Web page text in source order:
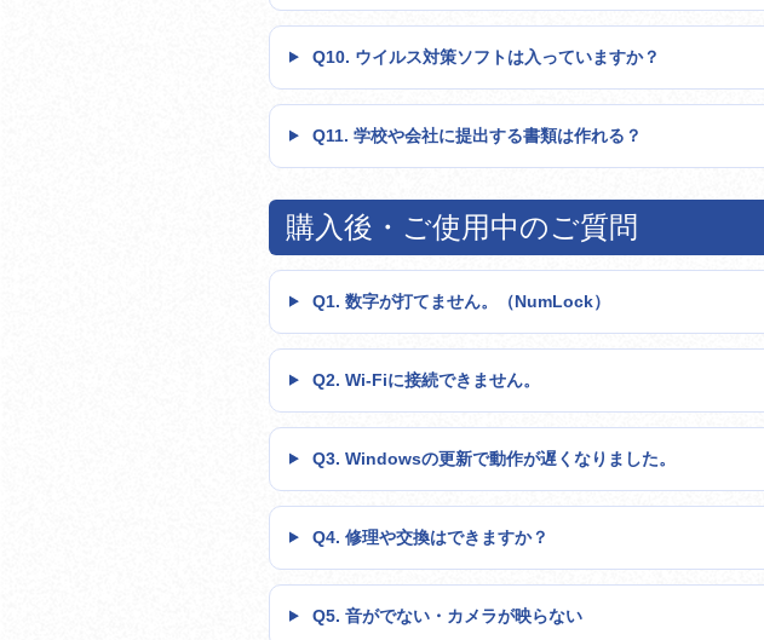
Q10. ウイルス対策ソフトは入っていますか？
Q11. 学校や会社に提出する書類は作れる？
購入後・ご使用中のご質問
Q1. 数字が打てません。（NumLock）
Q2. Wi-Fiに接続できません。
Q3. Windowsの更新で動作が遅くなりました。
Q4. 修理や交換はできますか？
Q5. 音がでない・カメラが映らない